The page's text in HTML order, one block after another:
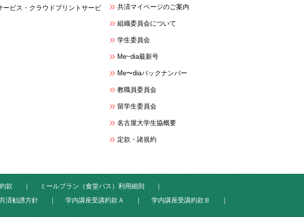
ービス・クラウドプリントサービ
共済マイページのご案内
組織委員会について
学生委員会
Me~dia最新号
Me〜diaバックナンバー
教職員委員会
留学生委員会
名古屋大学生協概要
定款・諸規約
款
ミールプラン（食堂パス）利用細則
済勧誘方針 学内講座受講約款Ａ
学内講座受講約款Ｂ